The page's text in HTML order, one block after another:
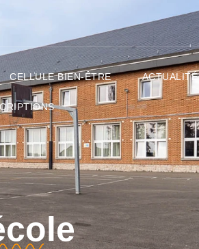
CELLULE BIEN-ÊTRE ACTUALITÉ